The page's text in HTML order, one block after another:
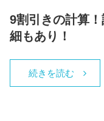
9割引きの計算
細もあり！
続きを読む